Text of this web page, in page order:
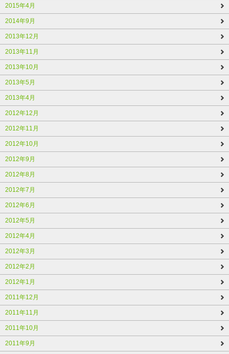
2015年4月
2014年9月
2013年12月
2013年11月
2013年10月
2013年5月
2013年4月
2012年12月
2012年11月
2012年10月
2012年9月
2012年8月
2012年7月
2012年6月
2012年5月
2012年4月
2012年3月
2012年2月
2012年1月
2011年12月
2011年11月
2011年10月
2011年9月